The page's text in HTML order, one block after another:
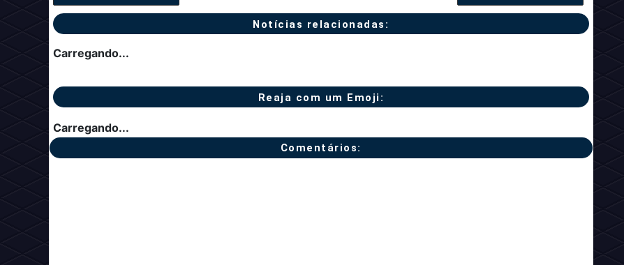
Notícias relacionadas:
Carregando...
Reaja com um Emoji:
Carregando...
Comentários: